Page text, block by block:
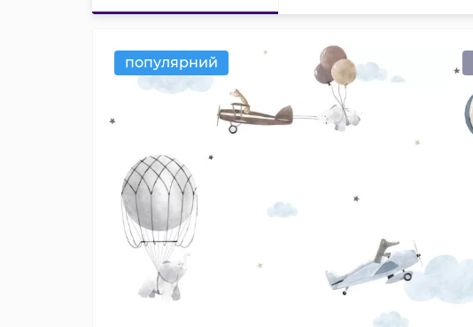
популярний